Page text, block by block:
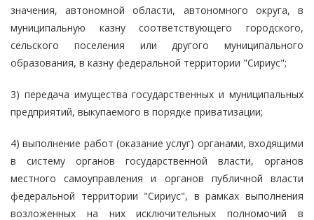
значения, автономной области, автономного округа, в
муниципальную казну соответствующего городского,
сельского поселения или другого муниципального
образования, в казну федеральной территории "Сириус";
3) передача имущества государственных и муниципальных
предприятий, выкупаемого в порядке приватизации;
4) выполнение работ (оказание услуг) органами, входящими
в систему органов государственной власти, органов
местного самоуправления и органов публичной власти
федеральной территории "Сириус", в рамках выполнения
возложенных на них исключительных полномочий в